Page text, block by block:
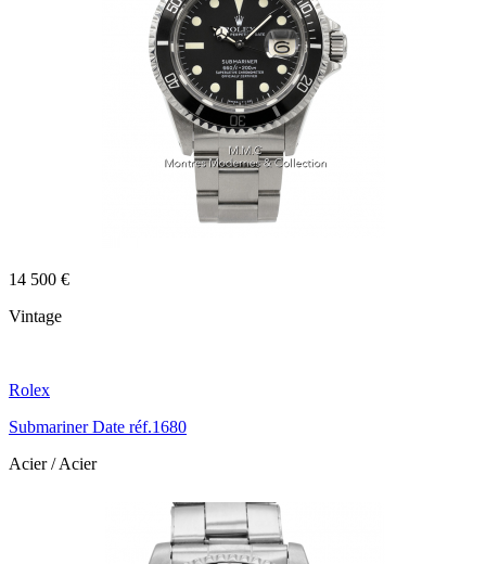
14 500 €
Vintage
Rolex
Submariner Date réf.1680
Acier / Acier